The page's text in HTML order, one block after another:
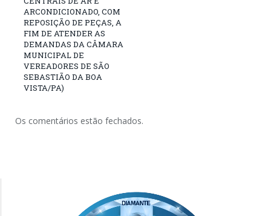
ARCONDICIONADO, COM
REPOSIÇÃO DE PEÇAS, A
FIM DE ATENDER AS
DEMANDAS DA CÂMARA
MUNICIPAL DE
VEREADORES DE SÃO
SEBASTIÃO DA BOA
VISTA/PA)
Os comentários estão fechados.